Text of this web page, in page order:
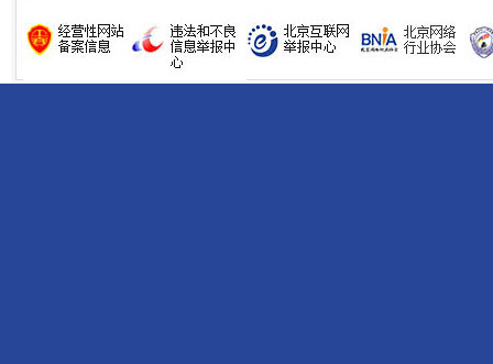
揭开“小金库”的免责幌子